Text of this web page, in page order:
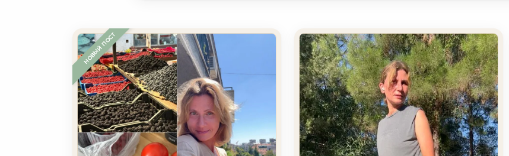
Последние публикации о питании и здоровье
НОВЫЙ ПОСТ